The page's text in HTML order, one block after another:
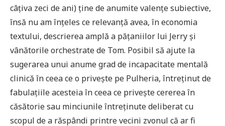
câțiva zeci de ani) ține de anumite valențe subiective,
însă nu am înțeles ce relevanță avea, în economia
textului, descrierea amplă a pățaniilor lui Jerry și
vânătorile orchestrate de Tom. Posibil să ajute la
sugerarea unui anume grad de incapacitate mentală
clinică în ceea ce o privește pe Pulheria, întreținut de
fabulațiile acesteia în ceea ce privește cererea în
căsătorie sau minciunile întreținute deliberat cu
scopul de a răspândi printre vecini zvonul că ar fi